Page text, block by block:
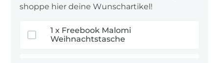
Natur-Leinen
angenehm zu verarbeiten – sorgt für eine
hochwertige, zeitlose Optik.
shoppe hier deine Wunschartikel!
1 x Freebook Malomi
Weihnachtstasche